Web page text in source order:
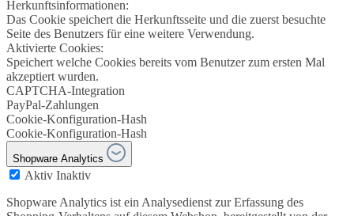
Herkunftsinformationen:
Das Cookie speichert die Herkunftsseite und die zuerst besuchte
Seite des Benutzers für eine weitere Verwendung.
Aktivierte Cookies:
Speichert welche Cookies bereits vom Benutzer zum ersten Mal
akzeptiert wurden.
CAPTCHA-Integration
PayPal-Zahlungen
Cookie-Konfiguration-Hash
Cookie-Konfiguration-Hash
Shopware Analytics
Aktiv Inaktiv
Shopware Analytics ist ein Analysedienst zur Erfassung des